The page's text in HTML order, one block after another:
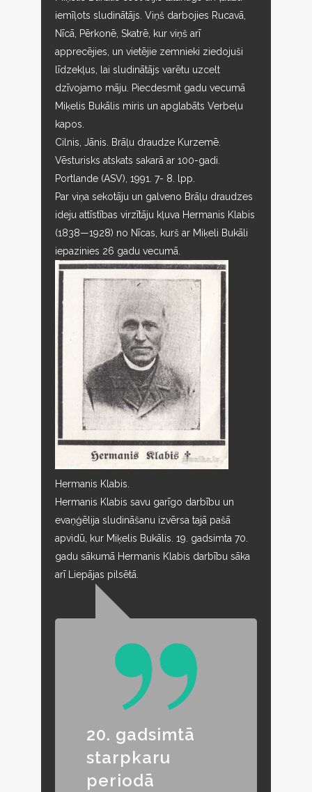
iemīļots sludinātājs. Viņš darbojies Rucavā,
Nīcā, Pērkonē, Skatrē, kur viņš arī
apprecējies, un vietējie zemnieki ziedojuši
līdzekļus, lai sludinātājs varētu uzcelt
dzīvojamo māju. Piecdesmit gadu vecumā
Miķelis Bukālis miris un apglabāts Verbeļu
kapos.
Cilnis, Jānis. Brāļu draudze Kurzemē.
Vēsturisks atskats sakarā ar 100-gadi.
Portlande (ASV), 1991. 7- 8. lpp.
Par viņa sekotāju un galveno Brāļu draudzes
ideju attīstības virzītāju kļuva Hermanis Klabis
(1838—1928) no Nīcas, kurš ar Miķeli Bukāli
iepazinies 26 gadu vecumā.
Hermanis Klabis.
Hermanis Klabis savu garīgo darbību un
evaņģēlija sludināšanu izvērsa tajā pašā
apvidū, kur Miķelis Bukālis. 19. gadsimta 70.
gadu sākumā Hermanis Klabis darbību sāka
arī Liepājas pilsētā.
20. gadsimtā
starpkaru
periodā